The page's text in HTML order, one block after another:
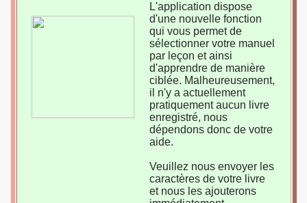
L'application dispose
d'une nouvelle fonction
qui vous permet de
sélectionner votre manuel
par leçon et ainsi
d'apprendre de manière
ciblée. Malheureusement,
il n'y a actuellement
pratiquement aucun livre
enregistré, nous
dépendons donc de votre
aide.
Veuillez nous envoyer les
caractères de votre livre
et nous les ajouterons